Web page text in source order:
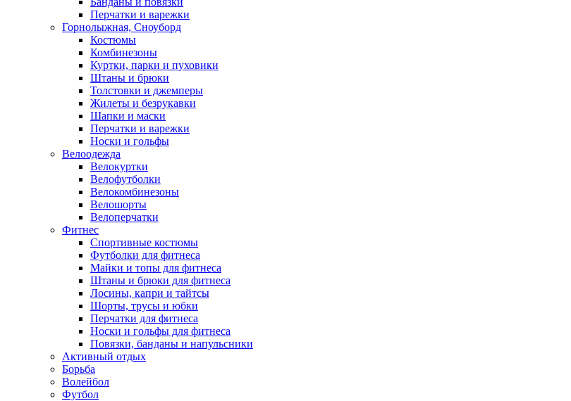
Перчатки и варежки
Горнолыжная, Сноуборд
Костюмы
Комбинезоны
Куртки, парки и пуховики
Штаны и брюки
Толстовки и джемперы
Жилеты и безрукавки
Шапки и маски
Перчатки и варежки
Носки и гольфы
Велоодежда
Велокуртки
Велофутболки
Велокомбинезоны
Велошорты
Велоперчатки
Фитнес
Спортивные костюмы
Футболки для фитнеса
Майки и топы для фитнеса
Штаны и брюки для фитнеса
Лосины, капри и тайтсы
Шорты, трусы и юбки
Перчатки для фитнеса
Носки и гольфы для фитнеса
Повязки, банданы и напульсники
Активный отдых
Борьба
Волейбол
Футбол